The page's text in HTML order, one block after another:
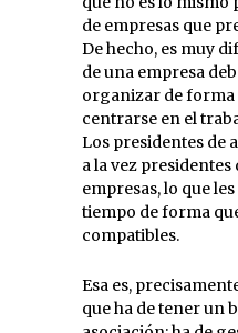
de empresas que
De hecho, es muy
de una empresa
organizar de forma
centrarse en el
Los presidentes de
a la vez presidentes
empresas, lo que
tiempo de forma
compatibles.
Esa es,
que ha de tener un